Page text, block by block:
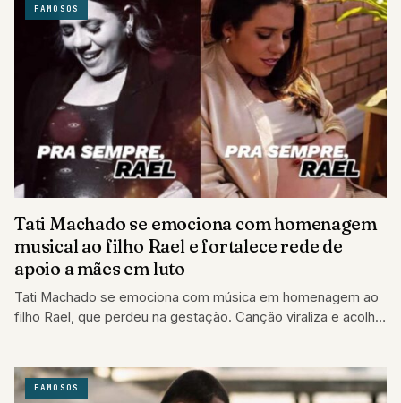
FAMOSOS
Tati Machado se emociona com homenagem
musical ao filho Rael e fortalece rede de
apoio a mães em luto
Tati Machado se emociona com música em homenagem ao
filho Rael, que perdeu na gestação. Canção viraliza e acolhe
FAMOSOS